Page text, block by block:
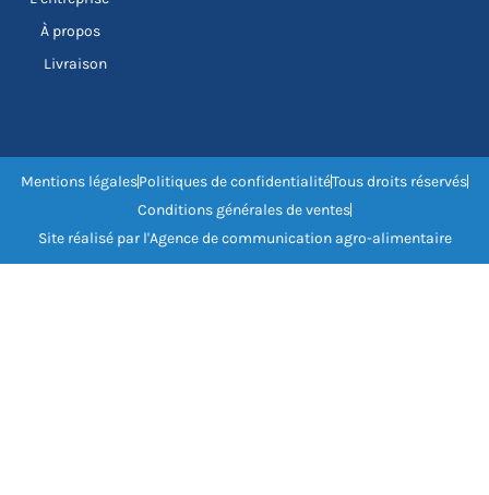
À propos
Livraison
Mentions légalesPolitiques de confidentialitéTous droits réservés
Conditions générales de ventes
Site réalisé par l'Agence de communication agro-alimentaire